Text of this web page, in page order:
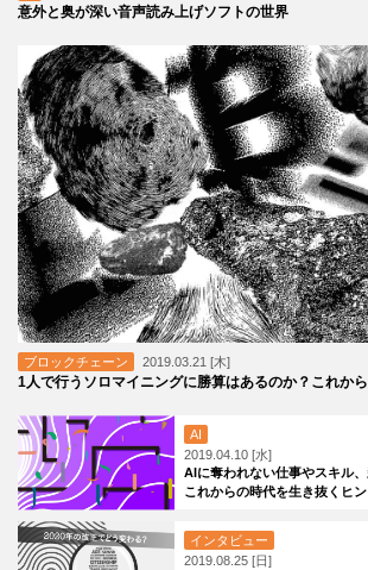
意外と奥が深い音声読み上げソフトの世界
ブロックチェーン 2019.03.21 [木]
1人で行うソロマイニングに勝算はあるのか？これか
AI
2019.04.10 [水]
AIに奪われない仕事やスキル、
これからの時代を生き抜くヒン
インタビュー
2019.08.25 [日]